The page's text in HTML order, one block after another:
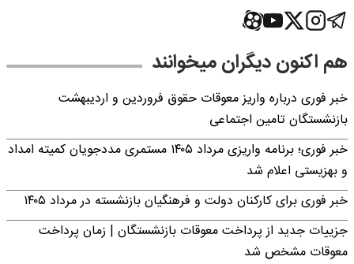
هم اکنون دیگران میخوانند
خبر فوری درباره واریز معوقات حقوق فروردین و اردیبهشت
بازنشستگان تامین اجتماعی
خبر فوری؛ برنامه واریزی مرداد ۱۴۰۵ مستمری مددجویان کمیته امداد
و بهزیستی اعلام شد
خبر فوری برای کارکنان دولت و فرهنگیان بازنشسته در مرداد ۱۴۰۵
جزییات جدید از پرداخت معوقات بازنشستگان | زمان پرداخت
معوقات مشخص شد